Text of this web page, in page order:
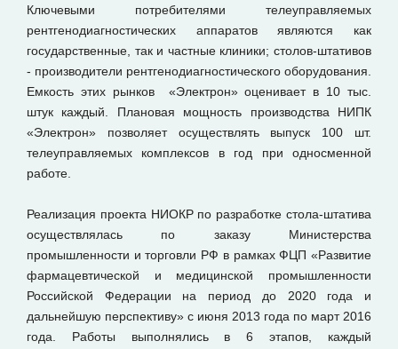
Ключевыми потребителями телеуправляемых
рентгенодиагностических аппаратов являются как
государственные, так и частные клиники; столов-штативов
- производители рентгенодиагностического оборудования.
Емкость этих рынков «Электрон» оценивает в 10 тыс.
штук каждый. Плановая мощность производства НИПК
«Электрон» позволяет осуществлять выпуск 100 шт.
телеуправляемых комплексов в год при односменной
работе.
Реализация проекта НИОКР по разработке стола-штатива
осуществлялась по заказу Министерства
промышленности и торговли РФ в рамках ФЦП «Развитие
фармацевтической и медицинской промышленности
Российской Федерации на период до 2020 года и
дальнейшую перспективу» с июня 2013 года по март 2016
года. Работы выполнялись в 6 этапов, каждый